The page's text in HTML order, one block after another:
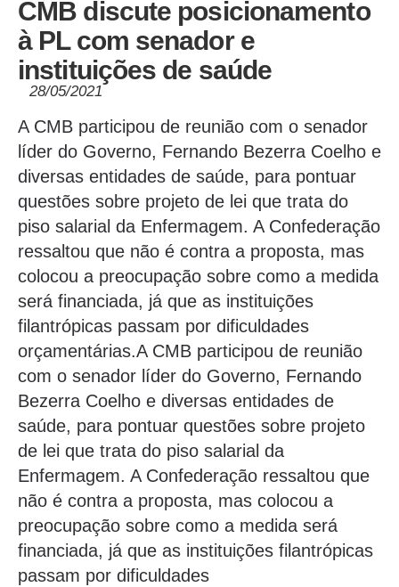
CMB discute posicionamento
à PL com senador e
instituições de saúde
28/05/2021
A CMB participou de reunião com o senador
líder do Governo, Fernando Bezerra Coelho e
diversas entidades de saúde, para pontuar
questões sobre projeto de lei que trata do
piso salarial da Enfermagem. A Confederação
ressaltou que não é contra a proposta, mas
colocou a preocupação sobre como a medida
será financiada, já que as instituições
filantrópicas passam por dificuldades
orçamentárias.A CMB participou de reunião
com o senador líder do Governo, Fernando
Bezerra Coelho e diversas entidades de
saúde, para pontuar questões sobre projeto
de lei que trata do piso salarial da
Enfermagem. A Confederação ressaltou que
não é contra a proposta, mas colocou a
preocupação sobre como a medida será
financiada, já que as instituições filantrópicas
passam por dificuldades